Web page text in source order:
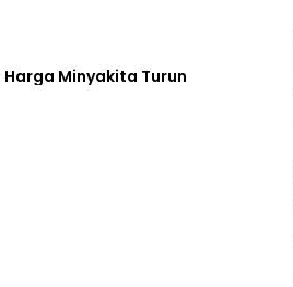
Minyakita Turun